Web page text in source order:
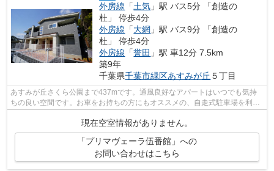
外房線 「土気 」駅 バス5分 「創造の
杜」 停歩4分
外房線 「大網 」駅 バス9分 「創造の
杜」 停歩4分
外房線 「誉田 」駅 車12分 7.5km
築9年
千葉県千葉市緑区あすみが丘 ５丁目
あすみが丘さくら公園まで437mです。通風良好なアパートはいつでも気持
ちの良い空間です。お車をお持ちの方にもオススメの、自走式駐車場を利用
現在空室情報がありません。
「プリマヴェーラ伍番館」への
お問い合わせはこちら